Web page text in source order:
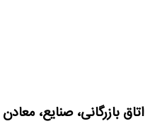
اتاق بازرگانی، صنایع،